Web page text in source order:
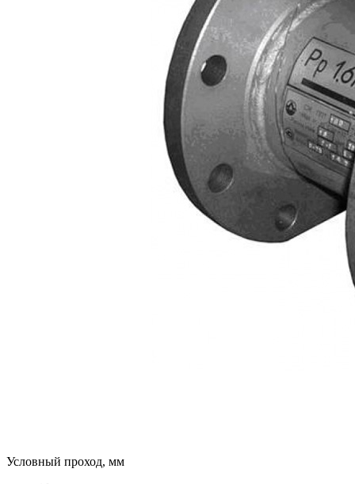
Условный проход, мм